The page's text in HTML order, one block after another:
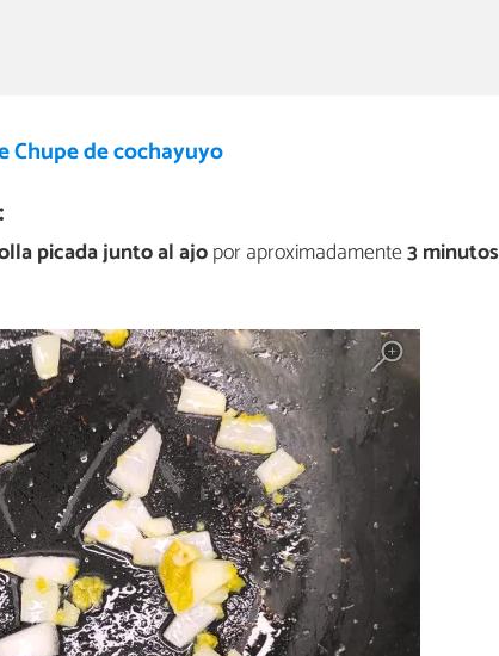
Chupe de cochayuyo
picada junto al ajopor aproximadamente3 minutos